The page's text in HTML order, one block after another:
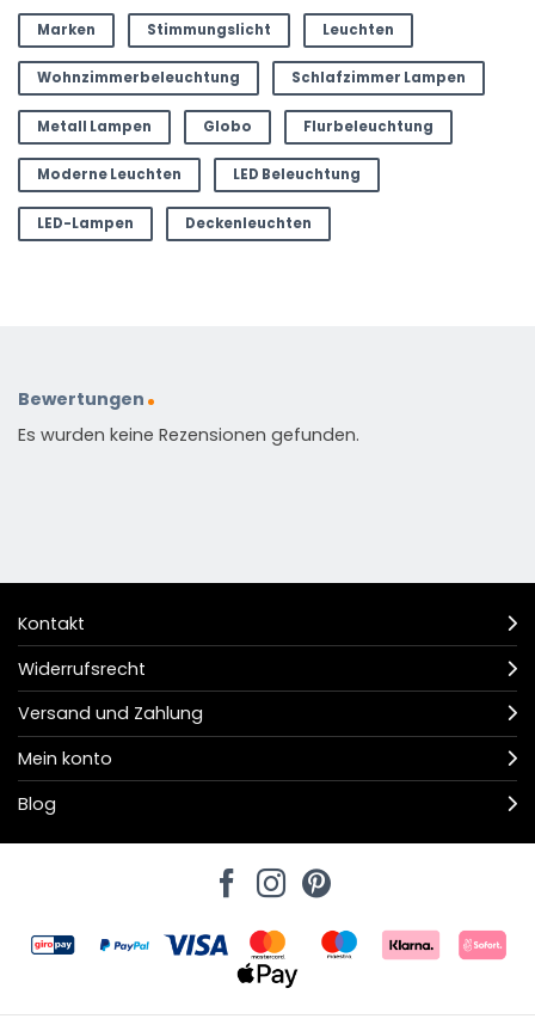
Marken Stimmungslicht Leuchten
Wohnzimmerbeleuchtung Schlafzimmer Lampen
Metall Lampen Globo Flurbeleuchtung
Moderne Leuchten LED Beleuchtung
LED-Lampen Deckenleuchten
Bewertungen
Es wurden keine Rezensionen gefunden.
Kontakt
Widerrufsrecht
Versand und Zahlung
Mein konto
Blog